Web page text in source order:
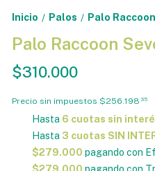
Inicio / Palos / Palo
Palo Raccoon
$310.000
Precio sin impuestos $256.198 35
Hasta 6 cuotas sin
Hasta 3 cuotas SIN
$279.000 pagando con